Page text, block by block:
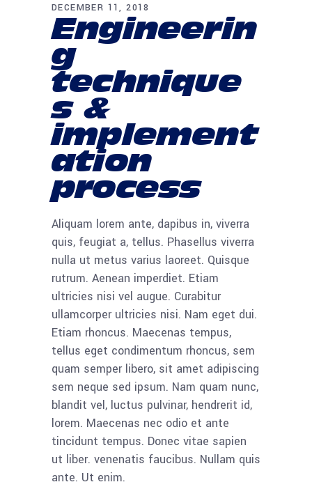
DECEMBER 11, 2018
Engineerin
g
technique
s &
implement
ation
process
Aliquam lorem ante, dapibus in, viverra
quis, feugiat a, tellus. Phasellus viverra
nulla ut metus varius laoreet. Quisque
rutrum. Aenean imperdiet. Etiam
ultricies nisi vel augue. Curabitur
ullamcorper ultricies nisi. Nam eget dui.
Etiam rhoncus. Maecenas tempus,
tellus eget condimentum rhoncus, sem
quam semper libero, sit amet adipiscing
sem neque sed ipsum. Nam quam nunc,
blandit vel, luctus pulvinar, hendrerit id,
lorem. Maecenas nec odio et ante
tincidunt tempus. Donec vitae sapien
ut liber. venenatis faucibus. Nullam quis
ante. Ut enim.